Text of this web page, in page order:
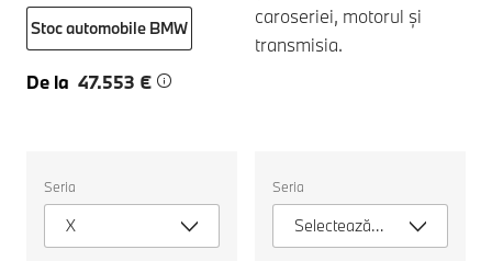
Stoc automobile BMW
De la 47.553 €
următoarele
proprietăți
pentru
a
Seria
X
caroseriei, motorul și
transmisia.
următoarele
proprietăți
pentru
a
Seria
Selectează
seria